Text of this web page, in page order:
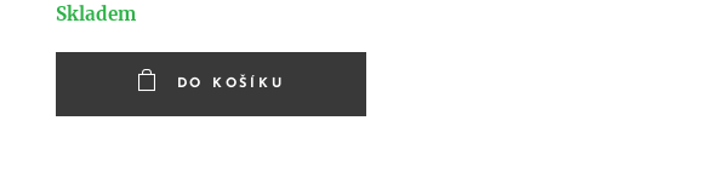
Skladem
DO KOŠÍKU